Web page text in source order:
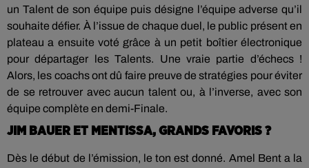
un Talent de son équipe puis désigne l’équipe adverse qu’il
souhaite défier. À l’issue de chaque duel, le public présent en
plateau a ensuite voté grâce à un petit boîtier électronique
pour départager les Talents. Une vraie partie d’échecs !
Alors, les coachs ont dû faire preuve de stratégies pour éviter
de se retrouver avec aucun talent ou, à l’inverse, avec son
équipe complète en demi-Finale.
JIM BAUER ET MENTISSA, GRANDS FAVORIS ?
Dès le début de l’émission, le ton est donné. Amel Bent a la